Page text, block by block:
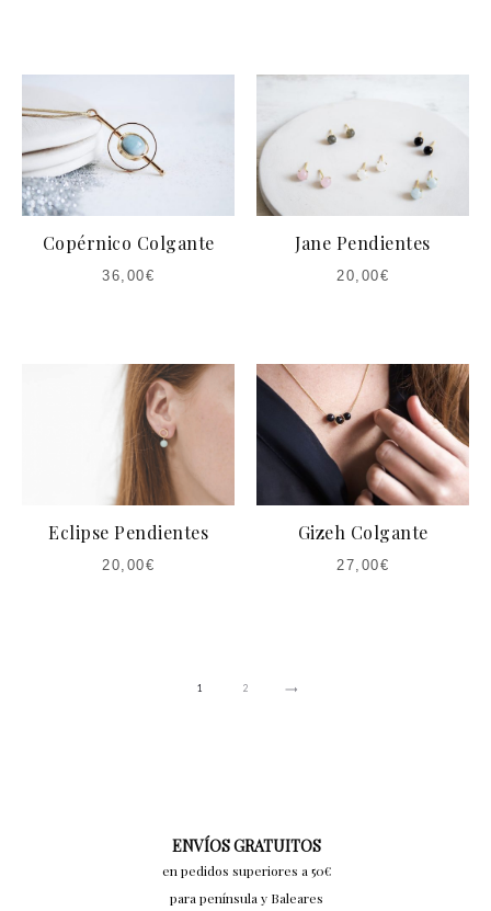
Copérnico Colgante
36,00€
Jane Pendientes
20,00€
Eclipse Pendientes
20,00€
Gizeh Colgante
27,00€
1 2
ENVÍOS GRATUITOS
en pedidos superiores a 50€
para península y Baleares